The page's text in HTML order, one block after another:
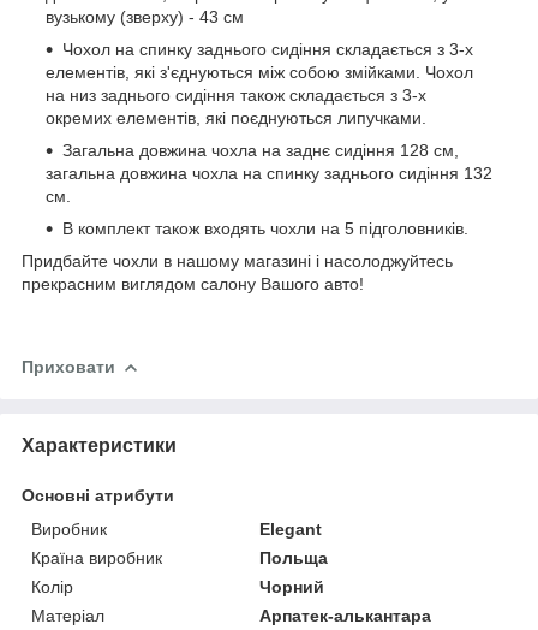
вузькому (зверху) - 43 см
Чохол на спинку заднього сидіння складається з 3-х
елементів, які з'єднуються між собою змійками. Чохол
на низ заднього сидіння також складається з 3-х
окремих елементів, які поєднуються липучками.
Загальна довжина чохла на заднє сидіння 128 см,
загальна довжина чохла на спинку заднього сидіння 132
см.
В комплект також входять чохли на 5 підголовників.
Придбайте чохли в нашому магазині і насолоджуйтесь
прекрасним виглядом салону Вашого авто!
Приховати
Характеристики
Основні атрибути
Виробник
Elegant
Країна виробник
Польща
Колір
Чорний
Матеріал
Арпатек-алькантара